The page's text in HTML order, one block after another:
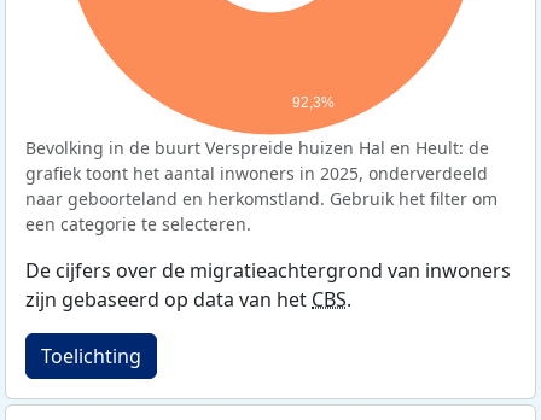
92,3%
Bevolking in de buurt Verspreide huizen Hal en Heult: de
grafiek toont het aantal inwoners in 2025, onderverdeeld
naar geboorteland en herkomstland. Gebruik het filter om
een categorie te selecteren.
De cijfers over de migratieachtergrond van inwoners
zijn gebaseerd op data van het CBS.
Toelichting